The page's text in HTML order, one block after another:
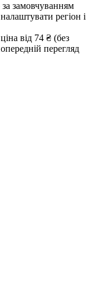
замовчуванням
регіон і
від 74 ₴ (без
перегляд